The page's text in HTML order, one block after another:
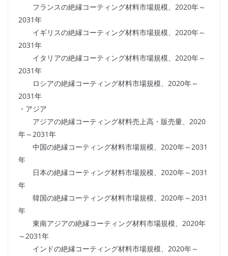
フランスの絶縁コーティング材料市場規模、2020年～
2031年
イギリスの絶縁コーティング材料市場規模、2020年～
2031年
イタリアの絶縁コーティング材料市場規模、2020年～
2031年
ロシアの絶縁コーティング材料市場規模、2020年～
2031年
・アジア
アジアの絶縁コーティング材料売上高・販売量、2020
年～2031年
中国の絶縁コーティング材料市場規模、2020年～2031
年
日本の絶縁コーティング材料市場規模、2020年～2031
年
韓国の絶縁コーティング材料市場規模、2020年～2031
年
東南アジアの絶縁コーティング材料市場規模、2020年
～2031年
インドの絶縁コーティング材料市場規模、2020年～